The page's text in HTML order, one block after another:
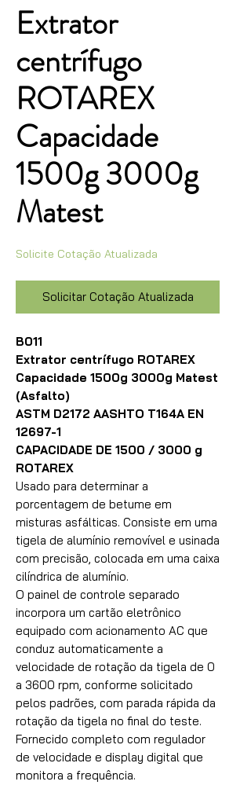
Extrator
centrífugo
ROTAREX
Capacidade
1500g 3000g
Matest
Solicite Cotação Atualizada
Solicitar Cotação Atualizada
B011
Extrator centrífugo ROTAREX
Capacidade 1500g 3000g Matest
(Asfalto)
ASTM D2172 AASHTO T164A EN
12697-1
CAPACIDADE DE 1500 / 3000 g
ROTAREX
Usado para determinar a
porcentagem de betume em
misturas asfálticas. Consiste em uma
tigela de alumínio removível e usinada
com precisão, colocada em uma caixa
cilíndrica de alumínio.
O painel de controle separado
incorpora um cartão eletrônico
equipado com acionamento AC que
conduz automaticamente a
velocidade de rotação da tigela de 0
a 3600 rpm, conforme solicitado
pelos padrões, com parada rápida da
rotação da tigela no final do teste.
Fornecido completo com regulador
de velocidade e display digital que
monitora a frequência.